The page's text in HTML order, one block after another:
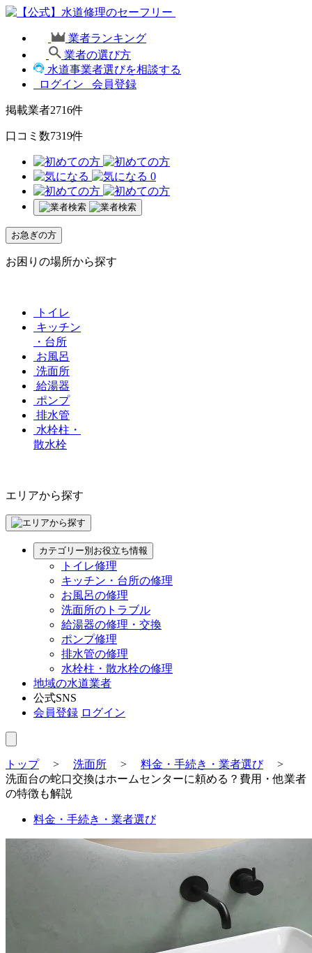
業者ランキング
業者の選び方
水道事業者選びを相談する
ログイン
会員登録
掲載業者2716件
口コミ数7319件
0
お急ぎの方
お困りの場所から探す
トイレ
キッチン
・台所
お風呂
洗面所
給湯器
ポンプ
排水管
水栓柱・
散水栓
エリアから探す
カテゴリー別お役立ち情報
トイレ修理
キッチン・台所の修理
お風呂の修理
洗面所のトラブル
給湯器の修理・交換
ポンプ修理
排水管の修理
水栓柱・散水栓の修理
地域の水道業者
公式SNS
会員登録 ログイン
トップ> 洗面所 > 料金・手続き・業者選び>
洗面台の蛇口交換はホームセンターに頼める？費用・他業者
の特徴も解説
料金・手続き・業者選び